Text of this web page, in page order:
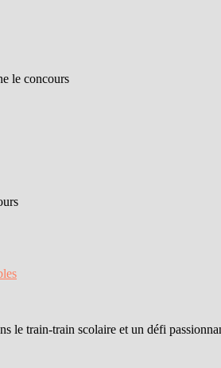
le concours
le train-train scolaire et un défi